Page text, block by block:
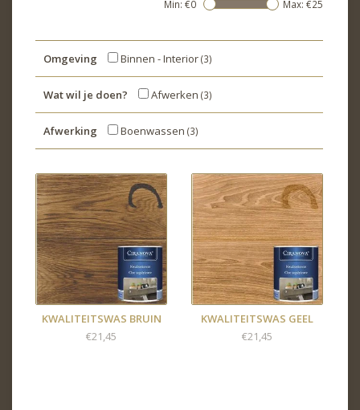
Min: €0 Max: €25
Omgeving Binnen - Interior(3)
Wat wil je doen? Afwerken (3)
Afwerking Boenwassen (3)
KWALITEITSWAS BRUIN
€21,45
KWALITEITSWAS GEEL
€21,45